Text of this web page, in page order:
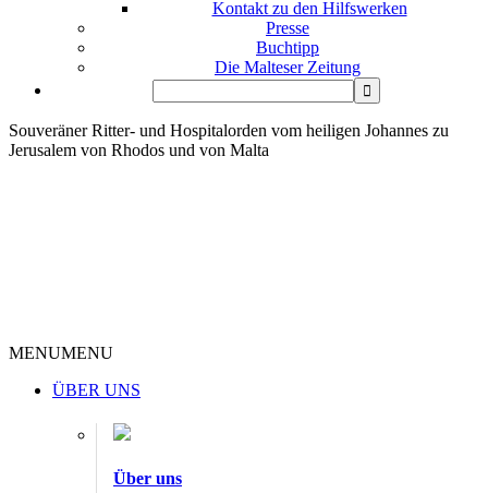
Kontakt zu den Hilfswerken
Presse
Buchtipp
Die Malteser Zeitung
Souveräner Ritter- und Hospitalorden vom heiligen Johannes zu
Jerusalem von Rhodos und von Malta
MENUMENU
ÜBER UNS
Über uns